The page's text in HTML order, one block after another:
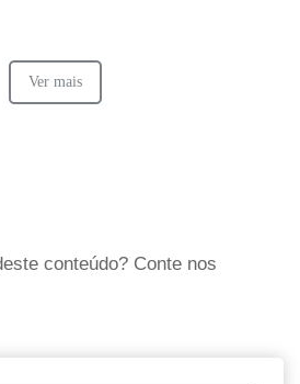
Ver mais
conteúdo? Conte nos